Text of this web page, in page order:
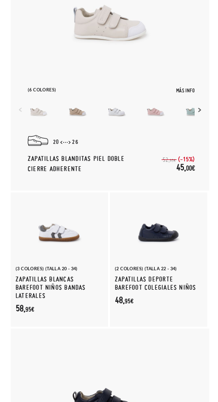
(6 COLORES) MÁS INFO
20 26
ZAPATILLAS BLANDITAS PIEL DOBLE
CIERRE ADHERENTE
52,95€ (-15%)
45,00€
(3 COLORES) (TALLA 20 - 34)
ZAPATILLAS BLANCAS
BAREFOOT NIÑOS BANDAS
LATERALES
58,95€
(2 COLORES) (TALLA 22 - 34)
ZAPATILLAS DEPORTE
BAREFOOT COLEGIALES NIÑOS
48,95€